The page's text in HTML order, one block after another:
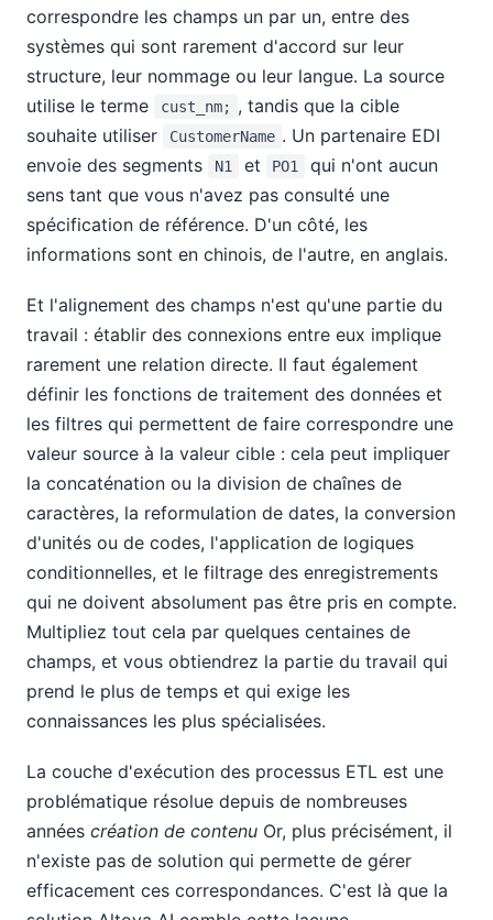
correspondre les champs un par un, entre des
systèmes qui sont rarement d'accord sur leur
structure, leur nommage ou leur langue. La source
utilise le terme
cust_nm; , tandis que la cible
souhaite utiliser
CustomerName . Un partenaire EDI
envoie des segments
N1 et PO1
qui n'ont aucun
sens tant que vous n'avez pas consulté une
spécification de référence. D'un côté, les
informations sont en chinois, de l'autre, en anglais.
Et l'alignement des champs n'est qu'une partie du
travail : établir des connexions entre eux implique
rarement une relation directe. Il faut également
définir les fonctions de traitement des données et
les filtres qui permettent de faire correspondre une
valeur source à la valeur cible : cela peut impliquer
la concaténation ou la division de chaînes de
caractères, la reformulation de dates, la conversion
d'unités ou de codes, l'application de logiques
conditionnelles, et le filtrage des enregistrements
qui ne doivent absolument pas être pris en compte.
Multipliez tout cela par quelques centaines de
champs, et vous obtiendrez la partie du travail qui
prend le plus de temps et qui exige les
connaissances les plus spécialisées.
La couche d'exécution des processus ETL est une
problématique résolue depuis de nombreuses
années création de contenu Or, plus précisément, il
n'existe pas de solution qui permette de gérer
efficacement ces correspondances. C'est là que la